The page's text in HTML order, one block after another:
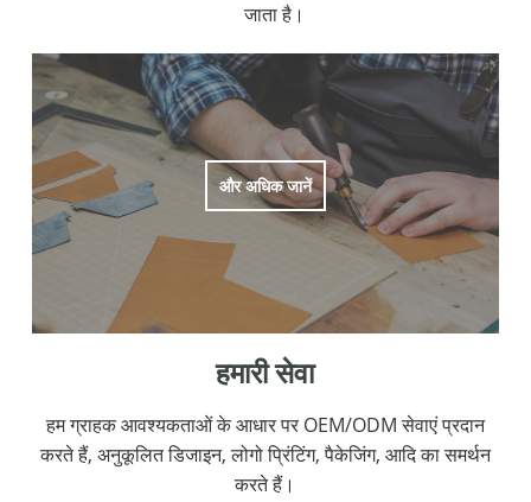
जाता है।
और अधिक जानें
हमारी सेवा
हम ग्राहक आवश्यकताओं के आधार पर OEM/ODM सेवाएं प्रदान
करते हैं, अनुकूलित डिजाइन, लोगो प्रिंटिंग, पैकेजिंग, आदि का समर्थन
करते हैं।